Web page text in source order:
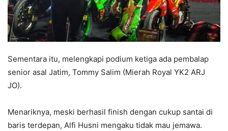
Sementara itu, melengkapi podium ketiga ada pembalap
senior asal Jatim, Tommy Salim (Mierah Royal YK2 ARJ
JO).
​Menariknya, meski berhasil finish dengan cukup santai di
baris terdepan, Alfi Husni mengaku tidak mau jemawa.